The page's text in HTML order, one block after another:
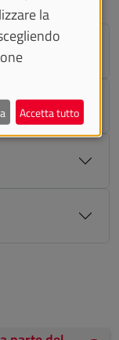
la
Accetta tutto